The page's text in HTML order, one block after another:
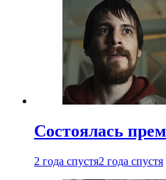
Состоялась
2 года спустя2 года спустя